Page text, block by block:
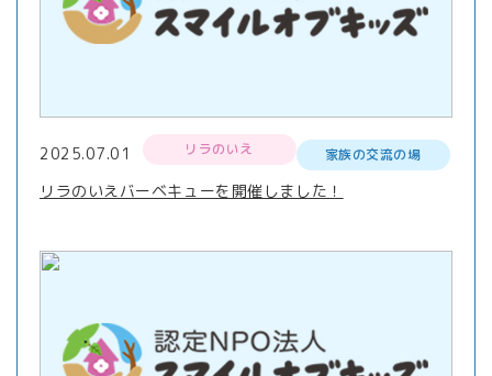
2025.07.01 リラのいえ 家族の交流の場
リラのいえバーベキューを開催しました！